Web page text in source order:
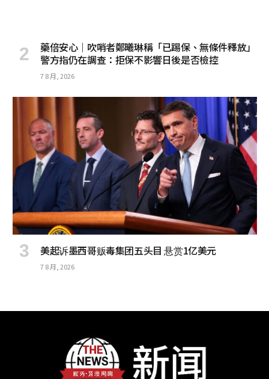
藥倍安心｜吹哨者鄭曦琳稱「已踢保、無條件釋放」
警方指仍在調查：拒保不影響日後是否檢控
7 8 月, 2026
美起诉墨西哥贩毒集团五头目 悬赏1亿美元
7 8 月, 2026